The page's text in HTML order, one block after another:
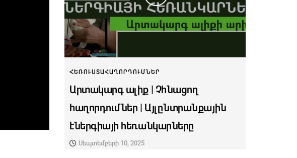
ՀԵՌՈՒՍՏԱՀԱՂՈՐԴՈՒՄՆԵՐ
Արտակարգ ալիք | Չհնացող
հաղորդումներ | Այլընտրանքային
էներգիայի հեռանկարները
Սեպտեմբերի 10, 2025